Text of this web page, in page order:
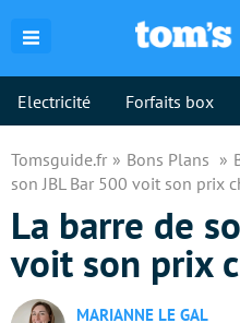
Electricité Forfaits box
Tomsguide.fr Bons Plans
son JBL Bar 500 voit son prix
La barre de
voit son prix
MARIANNE LE GAL